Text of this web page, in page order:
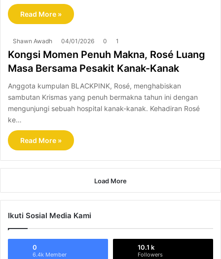
Read More »
Shawn Awadh 04/01/2026 0 1
Kongsi Momen Penuh Makna, Rosé Luang
Masa Bersama Pesakit Kanak-Kanak
Anggota kumpulan BLACKPINK, Rosé, menghabiskan
sambutan Krismas yang penuh bermakna tahun ini dengan
mengunjungi sebuah hospital kanak-kanak. Kehadiran Rosé
ke…
Read More »
Load More
Ikuti Sosial Media Kami
0
6.4k Member
10.1 k
Followers